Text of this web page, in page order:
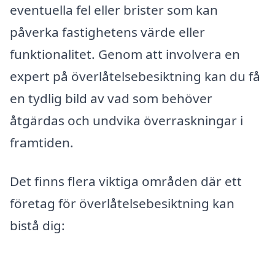
eventuella fel eller brister som kan
påverka fastighetens värde eller
funktionalitet. Genom att involvera en
expert på överlåtelsebesiktning kan du få
en tydlig bild av vad som behöver
åtgärdas och undvika överraskningar i
framtiden.
Det finns flera viktiga områden där ett
företag för överlåtelsebesiktning kan
bistå dig: